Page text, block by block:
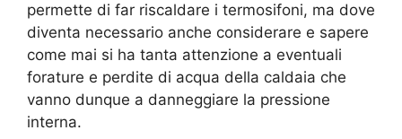
permette di far riscaldare i termosifoni, ma dove
diventa necessario anche considerare e sapere
come mai si ha tanta attenzione a eventuali
forature e perdite di acqua della caldaia che
vanno dunque a danneggiare la pressione
interna.